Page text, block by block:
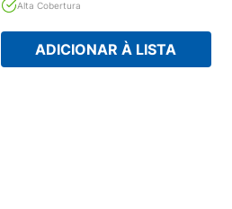
Alta Cobertura
ADICIONAR À LISTA